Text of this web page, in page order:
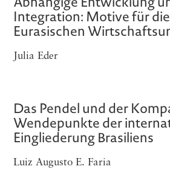
Integration: Motive für
Eurasischen
Julia Eder
Das Pendel und der
Wendepunkte der
Eingliederung Brasiliens
Luiz Augusto E. Faria